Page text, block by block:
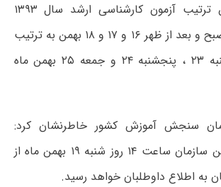
وی افزود: به این ترتیب آزمون کارشناسی ارشد سال ۱۳۹۳
جلسات امتحانی صبح و بعد از ظهر ۱۶ و ۱۷ و ۱۸ بهمن به ترتیب
در روزهای چهارشنبه ۲۳ ، پنج­شنبه ۲۴ و جمعه ۲۵ بهمن­ ماه
سنجش آموزش کشور خاطرنشان کرد:
اطلاعیه تکمیلی این سازمان ساعت ۱۴ روز شنبه ۱۹ بهمن­ ماه از
به اطلاع داوطلبان خواهد رسید.